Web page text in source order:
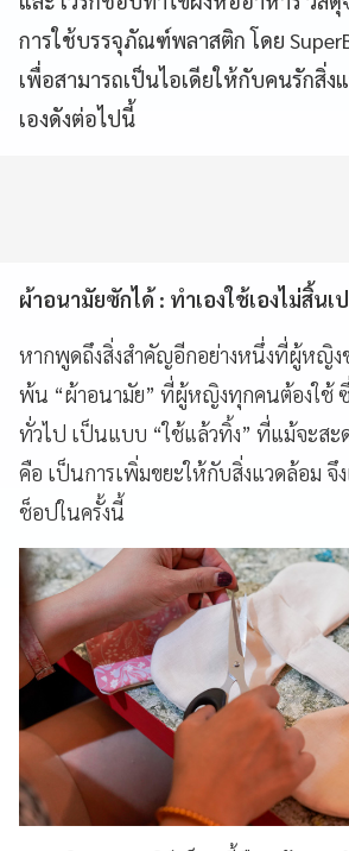
การใช้บรรจุภัณฑ์พลาสติก โดย
เพื่อสามารถเป็นไอเดียให้กับคนรักสิ่ง
เองดังต่อไปนี้
ผ้าอนามัยซักได้ : ทำเองใช้เองไม่สิ้นเ
หากพูดถึงสิ่งสำคัญอีกอย่างหนึ่งที่ผู้หญิง
พ้น “ผ้าอนามัย” ที่ผู้หญิงทุกคนต้องใช้
ทั่วไป เป็นแบบ “ใช้แล้วทิ้ง” ที่แม้จะสะ
คือ เป็นการเพิ่มขยะให้กับสิ่งแวดล้อม จึ
ช็อปในครั้งนี้